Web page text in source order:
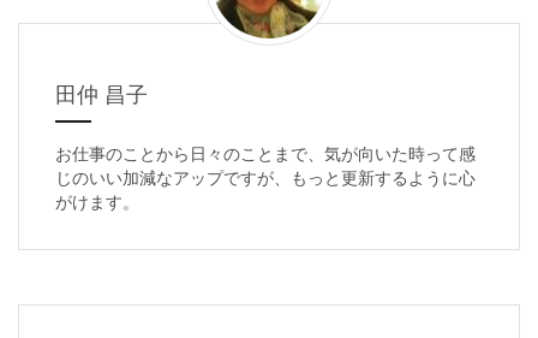
田仲 昌子
お仕事のことから日々のことまで、気が向いた時って感
じのいい加減なアップですが、もっと更新するように心
がけます。